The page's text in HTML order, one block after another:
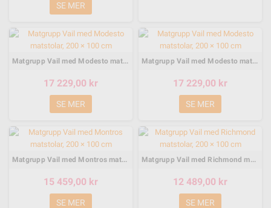
SE MER
Matgrupp Vail med Modesto matstolar, 200 × 100 cm
17 229,00 kr
SE MER
Matgrupp Vail med Modesto matstolar, 200 × 100 cm
17 229,00 kr
SE MER
Matgrupp Vail med Montros matstolar, 200 × 100 cm
15 459,00 kr
SE MER
Matgrupp Vail med Richmond matstolar, 200 × 100 cm
12 489,00 kr
SE MER